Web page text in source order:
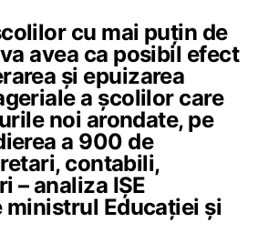
cu mai puțin de
avea ca posibil efect
și epuizarea
a școlilor care
noi arondate, pe
a 900 de
contabili,
– analiza IȘE
ministrul Educației și